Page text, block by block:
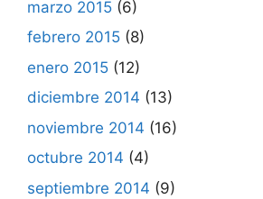
marzo 2015 (6)
febrero 2015 (8)
enero 2015 (12)
diciembre 2014 (13)
noviembre 2014 (16)
octubre 2014 (4)
septiembre 2014 (9)